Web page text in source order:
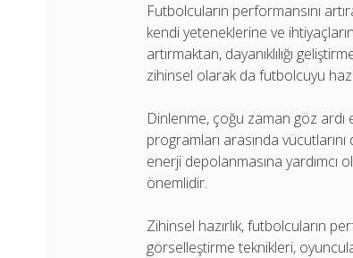
Futbolcuların performansını
kendi yeteneklerine ve
artırmaktan, dayanıklılığı
zihinsel olarak da futbolcuyu
Dinlenme, çoğu zaman göz
programları arasında
enerji depolanmasına yardımcı
önemlidir.
Zihinsel hazırlık, futbolcuların
görselleştirme teknikleri,